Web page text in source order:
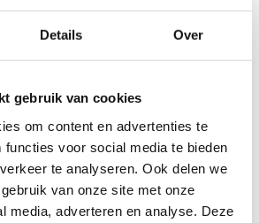
Details Over
gebruik van cookies
om content en advertenties te
functies voor social media te bieden
te analyseren. Ook delen we
van onze site met onze
media, adverteren en analyse. Deze